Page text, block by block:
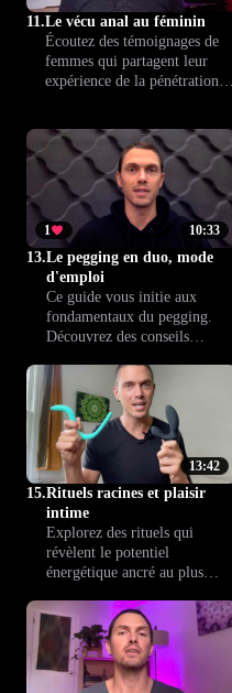
11.Le vécu anal au féminin
Écoutez des témoignages de
femmes qui partagent leur
expérience de la pénétration
cette leçon propose un
éclairage sincère et sans tabou
sur une pratique intime
souvent mal comprise.
10:33
1
13.Le pegging en duo, mode
d'emploi
Ce guide vous initie aux
fondamentaux du pegging.
Découvrez des conseils
sécurité et des techniques pour
apprécier la stimulation
prostatique en duo. Parfait
pour enrichir l’intimité et la
complicité dans le couple.
13:42
15.Rituels racines et plaisir
intime
Explorez des rituels qui
révèlent le potentiel
énergétique ancré au plus
relie sensations physiques et
émotions autour du plaisir
prostatique pour encourager
l’épanouissement personnel.